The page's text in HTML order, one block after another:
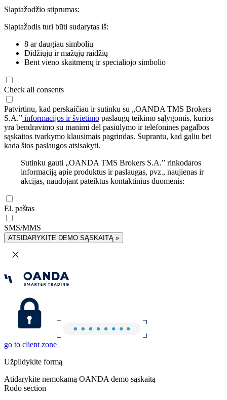
Slaptažodžio stiprumas:
Slaptažodis turi būti sudarytas iš:
8 ar daugiau simbolių
Didžiųjų ir mažųjų raidžių
Bent vieno skaitmenų ir specialiojo simbolio
Check all consents
Patvirtinu, kad perskaičiau ir sutinku su „OANDA TMS Brokers
S.A.” informacijos ir švietimo paslaugų teikimo sąlygomis, kurios
yra bendravimo su manimi dėl pasiūlymo ir telefoninės pagalbos
sąskaitos tvarkymo klausimais pagrindas. Suprantu, kad galiu bet
kada šios paslaugos atsisakyti.
Sutinku gauti „OANDA TMS Brokers S.A.” rinkodaros
informaciją apie produktus ir paslaugas, pvz., naujienas ir
akcijas, naudojant pateiktus kontaktinius duomenis:
El. paštas
SMS/MMS
ATSIDARYKITE DEMO SĄSKAITĄ »
go to client zone
Užpildykite formą
Atidarykite nemokamą OANDA demo sąskaitą
Rodo section